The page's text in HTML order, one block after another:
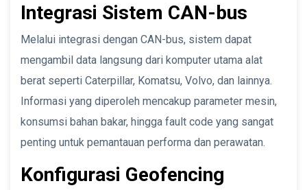
Integrasi Sistem CAN-bus
Melalui integrasi dengan CAN-bus, sistem dapat
mengambil data langsung dari komputer utama alat
berat seperti Caterpillar, Komatsu, Volvo, dan lainnya.
Informasi yang diperoleh mencakup parameter mesin,
konsumsi bahan bakar, hingga fault code yang sangat
penting untuk pemantauan performa dan perawatan.
Konfigurasi Geofencing